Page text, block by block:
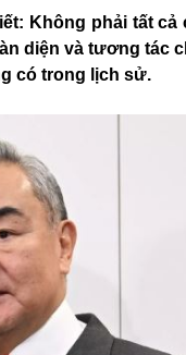
Không phải tất
diện và tương tác
có trong lịch sử.